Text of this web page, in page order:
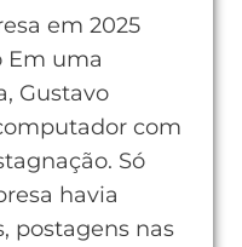
em 2025
Em uma
Gustavo
com
Só
havia
postagens nas